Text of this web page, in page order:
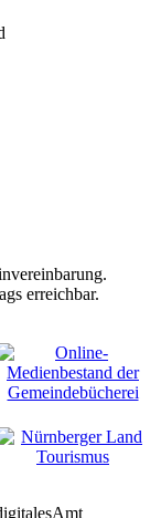
erreichbar.